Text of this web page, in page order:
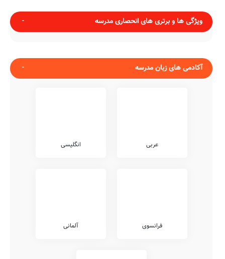
ویژگی ها و برتری های انحصاری مدرسه
آکادمی های زبان مدرسه
عربی انگلیسی
فرانسوی آلمانی